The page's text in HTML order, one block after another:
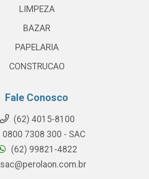
LIMPEZA
BAZAR
PAPELARIA
CONSTRUCAO
Fale Conosco
(62) 4015-8100
0800 7308 300 - SAC
(62) 99821-4822
sac@perolaon.com.br